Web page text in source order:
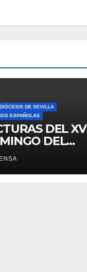
DE SEVILLA
ESPAÑOLAS
DEL XV
DEL
(A)